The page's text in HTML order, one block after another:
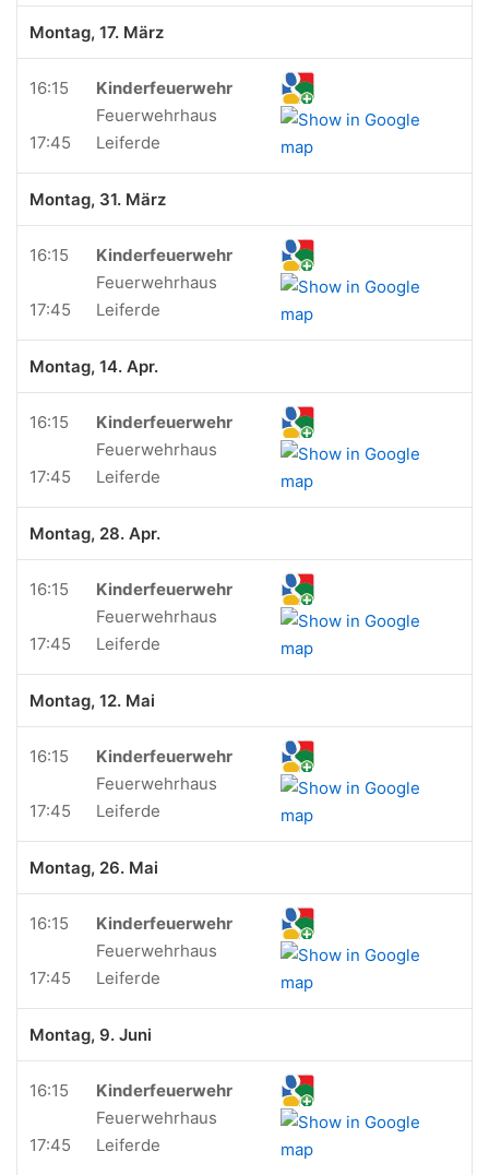
Montag, 17. März
16:15
17:45
Kinderfeuerwehr
Feuerwehrhaus
Leiferde
Montag, 31. März
16:15
17:45
Kinderfeuerwehr
Feuerwehrhaus
Leiferde
Montag, 14. Apr.
16:15
17:45
Kinderfeuerwehr
Feuerwehrhaus
Leiferde
Montag, 28. Apr.
16:15
17:45
Kinderfeuerwehr
Feuerwehrhaus
Leiferde
Montag, 12. Mai
16:15
17:45
Kinderfeuerwehr
Feuerwehrhaus
Leiferde
Montag, 26. Mai
16:15
17:45
Kinderfeuerwehr
Feuerwehrhaus
Leiferde
Montag, 9. Juni
16:15
17:45
Kinderfeuerwehr
Feuerwehrhaus
Leiferde